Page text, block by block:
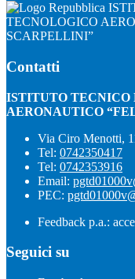
TECNOLOGICO
SCARPELLINI”
Contatti
ISTITUTO TECNICO
AERONAUTICO
Via Ciro Menotti,
Tel: 0742350417
Tel: 0742353916
Email:
PEC:
Feedback p.a.:
Seguici su